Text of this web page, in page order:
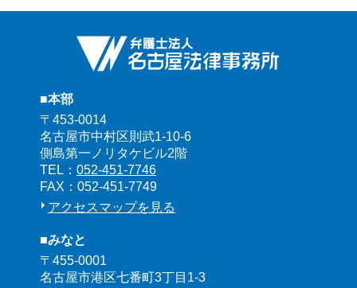
■本部
〒453-0014
名古屋市中村区則武1-10-6
側島第一ノリタケビル2階
TEL： 052-451-7746
FAX：052-451-7749
アクセスマップを見る
■みなと
〒455-0001
名古屋市港区七番町3丁目1-3